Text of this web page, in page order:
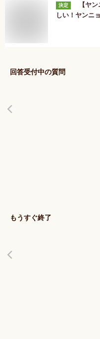
決定
【ヤ
しい！ヤンニ
回答受付中の質問
もうすぐ終了